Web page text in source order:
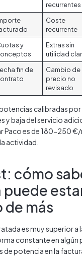
recurrentes
Coste
recurrente
y
Extras sin
utilidad
fin de
Cambio de
precio no
revisado
calibradas
y baja del servicio
Paco es de 180-250
actividad.
cómo
puede
de más
es muy superior a
constante en algún
de potencia en la